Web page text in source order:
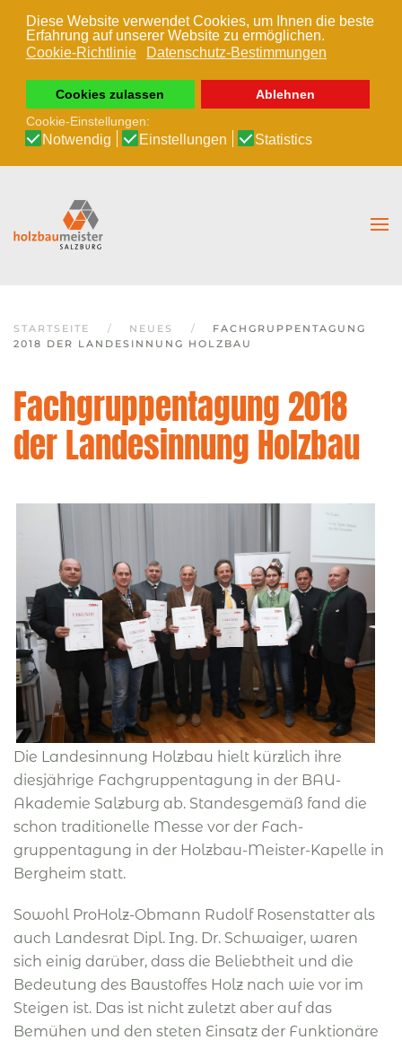
Diese Website verwendet Cookies, um Ihnen die beste
Erfahrung auf unserer Website zu ermöglichen.
Cookie-Richtlinie
Datenschutz-Bestimmungen
Cookies zulassen
Ablehnen
Cookie-Einstellungen:
Notwendig Einstellungen Statistics
Zum Hauptinhalt springen
STARTSEITE NEUES
FACHGRUPPENTAGUNG
2018 DER LANDESINNUNG HOLZBAU
Fachgruppentagung 2018
der Landesinnung Holzbau
Die Landesinnung Holzbau hielt kürzlich ihre
diesjährige Fachgruppentagung in der BAU-
Akademie Salzburg ab. Standesgemäß fand die
schon traditionelle Messe vor der Fach-
gruppentagung in der Holzbau-Meister-Kapelle in
Bergheim statt.
Sowohl ProHolz-Obmann Rudolf Rosenstatter als
auch Landesrat Dipl. Ing. Dr. Schwaiger, waren
sich einig darüber, dass die Beliebtheit und die
Bedeutung des Baustoffes Holz nach wie vor im
Steigen ist. Das ist nicht zuletzt aber auf das
Bemühen und den steten Einsatz der Funktionäre